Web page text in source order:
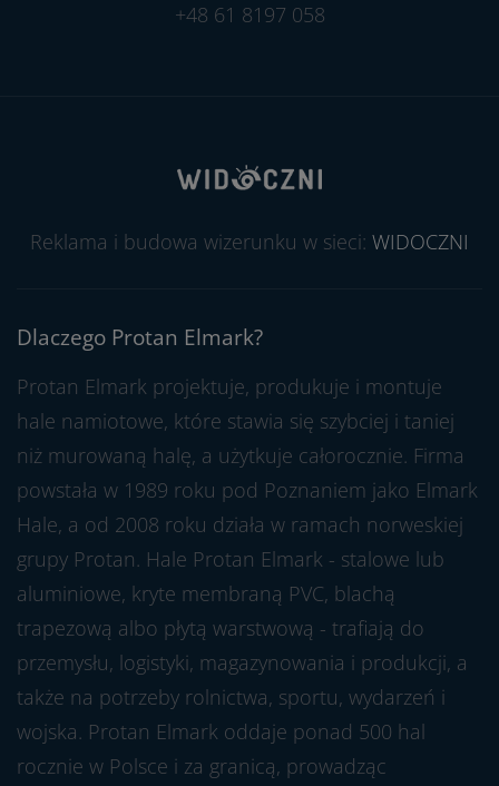
+48 61 8197 058
Reklama i budowa wizerunku w sieci: WIDOCZNI
Dlaczego Protan Elmark?
Protan Elmark projektuje, produkuje i montuje
hale namiotowe, które stawia się szybciej i taniej
niż murowaną halę, a użytkuje całorocznie. Firma
powstała w 1989 roku pod Poznaniem jako Elmark
Hale, a od 2008 roku działa w ramach norweskiej
grupy Protan. Hale Protan Elmark - stalowe lub
aluminiowe, kryte membraną PVC, blachą
trapezową albo płytą warstwową - trafiają do
przemysłu, logistyki, magazynowania i produkcji, a
także na potrzeby rolnictwa, sportu, wydarzeń i
wojska. Protan Elmark oddaje ponad 500 hal
rocznie w Polsce i za granicą, prowadząc